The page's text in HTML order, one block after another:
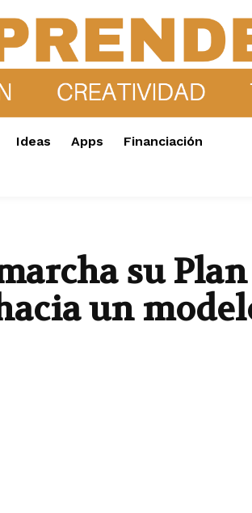
Ideas Apps Financiación
su
un